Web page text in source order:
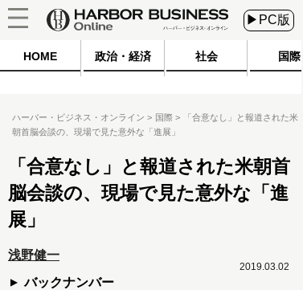
▶PC版
HOME 政治・経済 社会 国際
ハーバー・ビジネス・オンライン 国際
「合意なし」と報道された米
朝首脳会談の、現場で見た意外な「進展」
「合意なし」と報道された米朝首
脳会談の、現場で見た意外な「進
展」
浅野健一
バックナンバー
2019.03.02